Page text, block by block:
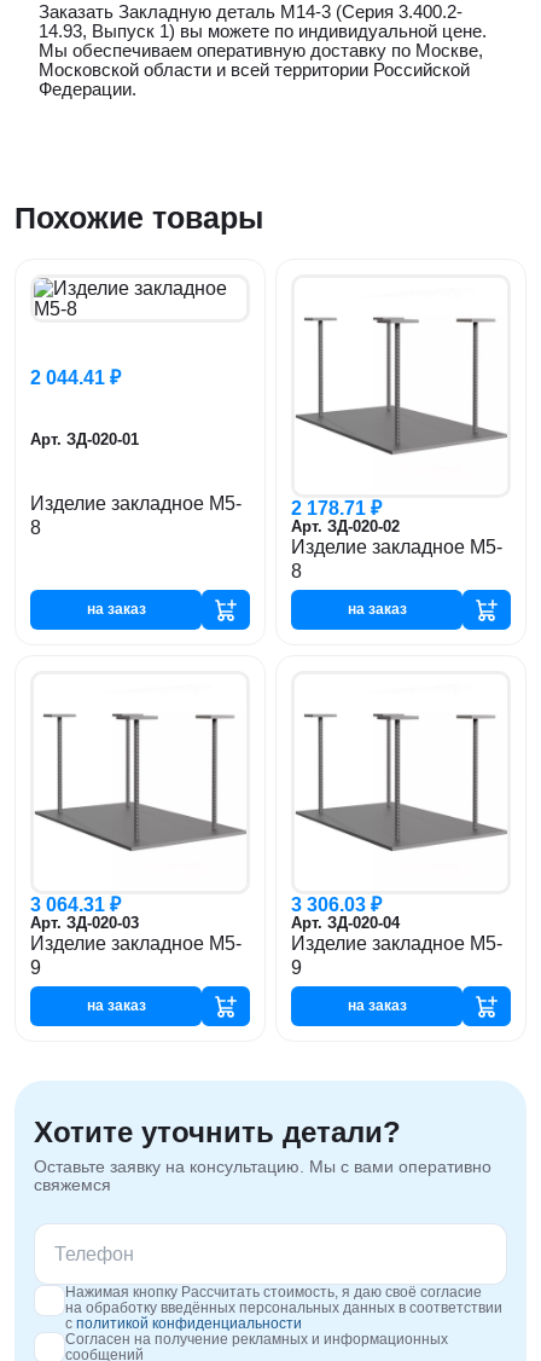
Заказать Закладную деталь М14-3 (Серия 3.400.2-
14.93, Выпуск 1) вы можете по индивидуальной цене.
Мы обеспечиваем оперативную доставку по Москве,
Московской области и всей территории Российской
Федерации.
Похожие товары
2 044.41 ₽
Арт. ЗД-020-01
Изделие закладное М5-
8
на заказ
2 178.71 ₽
Арт. ЗД-020-02
Изделие закладное М5-
8
на заказ
3 064.31 ₽
Арт. ЗД-020-03
Изделие закладное М5-
9
на заказ
3 306.03 ₽
Арт. ЗД-020-04
Изделие закладное М5-
9
на заказ
Хотите уточнить детали?
Оставьте заявку на консультацию. Мы с вами оперативно
свяжемся
Нажимая кнопку Рассчитать стоимость, я даю своё согласие
на обработку введённых персональных данных в соответствии
с политикой конфиденциальности
Согласен на получение рекламных и информационных
сообщений